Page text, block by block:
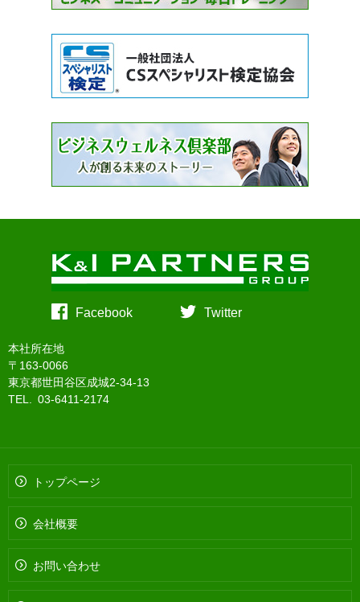
Facebook Twitter
本社所在地
〒163-0066
東京都世田谷区成城2-34-13
TEL. 03-6411-2174
トップページ
会社概要
お問い合わせ